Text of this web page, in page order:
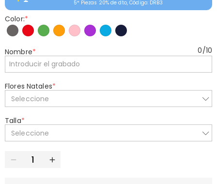
5ª Piezas 20% de dto, Código: DRB3
Color:*
Nombre* 0/10
Flores Natales*
Seleccione
Talla*
Seleccione